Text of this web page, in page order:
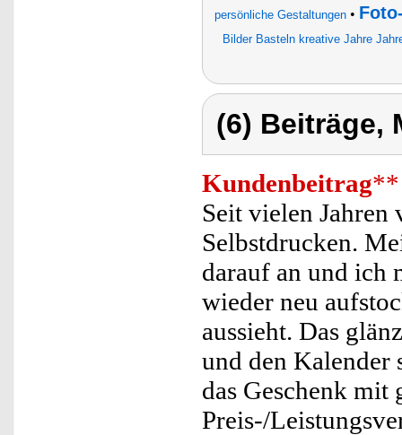
persönliche Gestaltungen•
Bilder Basteln kreative Jahre
(6) Beiträge,
Kundenbeitrag**
Seit vielen Jahren
Selbstdrucken.
darauf an und ich
wieder neu
aussieht. Das
und den Kalender
das Geschenk mit
Preis-/